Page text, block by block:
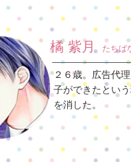
橘 紫月 たちば
２６歳。広告代
子ができたとい
を消した。